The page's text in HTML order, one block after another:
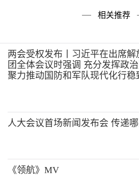
相关推荐
两会受权发布丨习近平在出席
团全体会议时强调 充分发挥政
聚力推动国防和军队现代化行稳
人大会议首场新闻发布会 传递哪
《领航》MV